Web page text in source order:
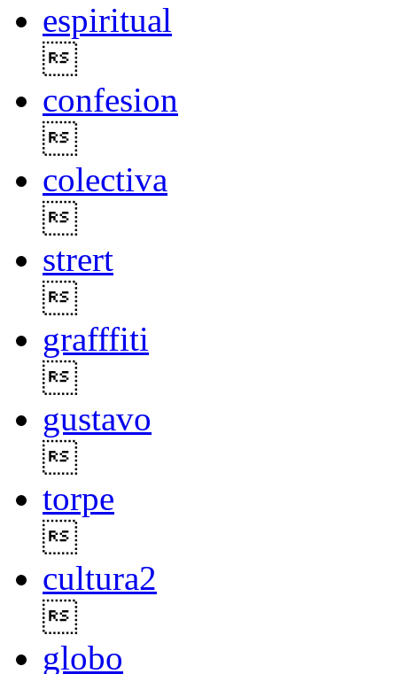
espiritual
confesion
colectiva
strert
grafffiti
gustavo
torpe
cultura2
globo